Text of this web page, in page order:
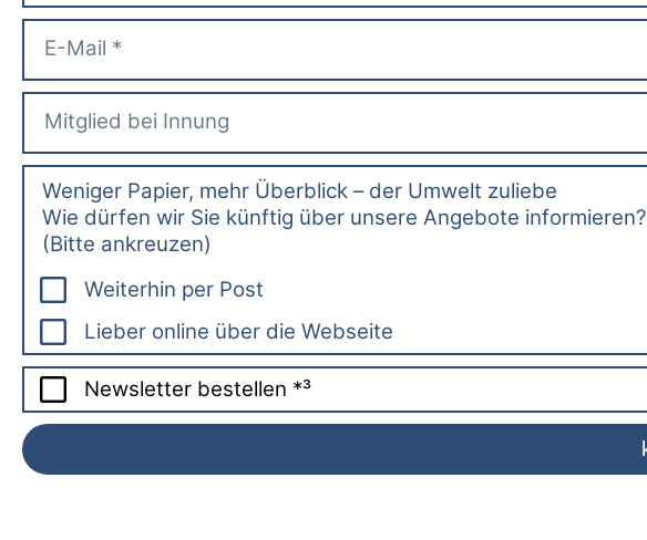
Weniger Papier, mehr Überblick – der Umwelt zuliebe
Wie dürfen wir Sie künftig über unsere Angebote informieren?
(Bitte ankreuzen)
Weiterhin per Post
Lieber online über die Webseite
Newsletter bestellen *³